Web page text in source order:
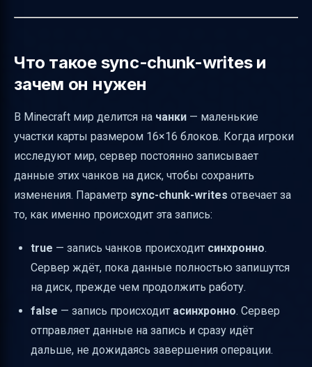
Полезные ссылки
Что такое sync-chunk-writes и
зачем он нужен
В Minecraft мир делится на чанки — маленькие
участки карты размером 16×16 блоков. Когда игроки
исследуют мир, сервер постоянно записывает
данные этих чанков на диск, чтобы сохранить
изменения. Параметр sync-chunk-writes отвечает за
то, как именно происходит эта запись:
true — запись чанков происходит синхронно.
Сервер ждёт, пока данные полностью запишутся
на диск, прежде чем продолжить работу.
false — запись происходит асинхронно. Сервер
отправляет данные на запись и сразу идёт
дальше, не дожидаясь завершения операции.